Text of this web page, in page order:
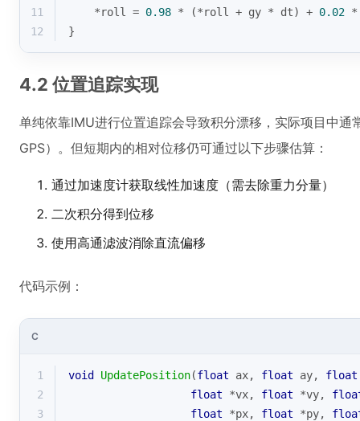
11
    *roll =
0.98 * (*roll + gy * dt) + 0.02 *
12
}
4.2 位置追踪实现
单纯依靠IMU进行位置追踪会导致积分漂移，实际项目中通
GPS）。但短期内的相对位移仍可通过以下步骤估算：
通过加速度计获取线性加速度（需去除重力分量）
二次积分得到位移
使用高通滤波消除直流偏移
代码示例：
C
1 void UpdatePosition(float ax, float ay, float
2
float *vx, float *vy,
3
float *px, float *py,